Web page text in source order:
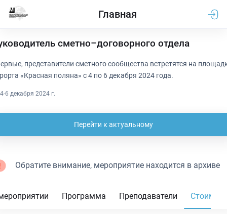
Главная
сметно–договорного отдела
представители сметного сообщества встретятся на
«Красная поляна» с 4 по 6 декабря 2024 года.
4-6 декабря 2024 г.
Перейти к актуальному
Обратите внимание, мероприятие находится в архиве
Программа Преподаватели